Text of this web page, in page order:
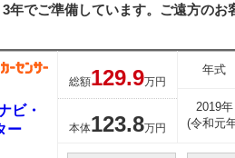
でご準備しています。ご遠方の
ビ・
ー
総額129.9万円
本体123.8万円
年式
2019年
(令和元